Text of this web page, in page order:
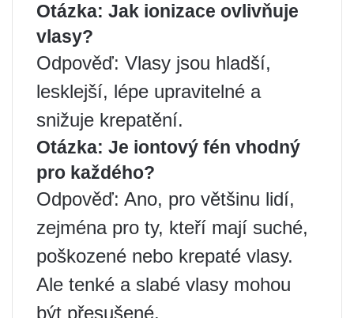
Otázka: Jak ionizace ovlivňuje
vlasy?
Odpověď: Vlasy jsou hladší,
lesklejší, lépe upravitelné a
snižuje krepatění.
Otázka: Je iontový fén vhodný
pro každého?
Odpověď: Ano, pro většinu lidí,
zejména pro ty, kteří mají suché,
poškozené nebo krepaté vlasy.
Ale tenké a slabé vlasy mohou
být přesušené.